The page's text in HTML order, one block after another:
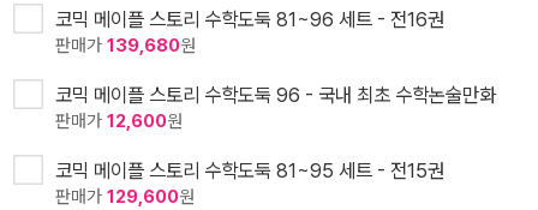
코믹 메이플 스토리 수학도둑 81~96 세트 - 전16권
판매가 139,680원
코믹 메이플 스토리 수학도둑 96 - 국내 최초 수학논술만화
판매가 12,600원
코믹 메이플 스토리 수학도둑 81~95 세트 - 전15권
판매가 129,600원